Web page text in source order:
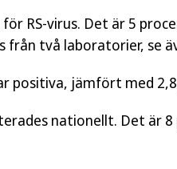
RS-virus. Det är 5
från två laboratorier, se
positiva, jämfört med
nationellt. Det är